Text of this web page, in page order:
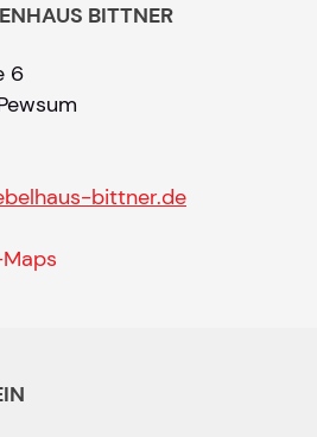
BITTNER
6
bittner.de